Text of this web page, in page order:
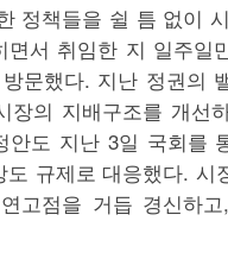
정책들을 쉴 틈 없이
면서 취임한 지 일주일
문했다. 지난 정권의
장의 지배구조를 개선
안도 지난 3일 국회를
도 규제로 대응했다. 시
고점을 거듭 경신하